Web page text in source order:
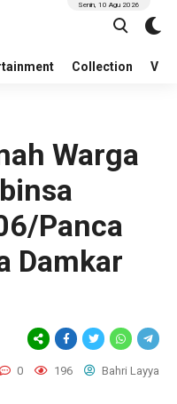
Collection
Senin, 10 Agu 2026
Warga
Panca
Damkar
0 196 Bahri Layya